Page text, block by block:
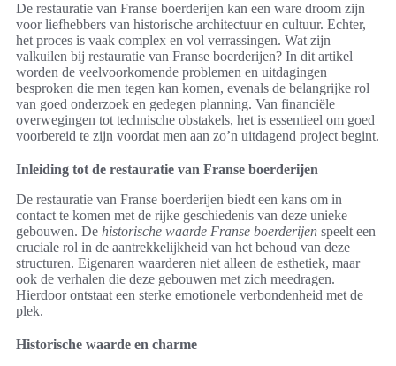
De restauratie van Franse boerderijen kan een ware droom zijn
voor liefhebbers van historische architectuur en cultuur. Echter,
het proces is vaak complex en vol verrassingen. Wat zijn
valkuilen bij restauratie van Franse boerderijen? In dit artikel
worden de veelvoorkomende problemen en uitdagingen
besproken die men tegen kan komen, evenals de belangrijke rol
van goed onderzoek en gedegen planning. Van financiële
overwegingen tot technische obstakels, het is essentieel om goed
voorbereid te zijn voordat men aan zo’n uitdagend project begint.
Inleiding tot de restauratie van Franse boerderijen
De restauratie van Franse boerderijen biedt een kans om in
contact te komen met de rijke geschiedenis van deze unieke
gebouwen. De historische waarde Franse boerderijen speelt een
cruciale rol in de aantrekkelijkheid van het behoud van deze
structuren. Eigenaren waarderen niet alleen de esthetiek, maar
ook de verhalen die deze gebouwen met zich meedragen.
Hierdoor ontstaat een sterke emotionele verbondenheid met de
plek.
Historische waarde en charme